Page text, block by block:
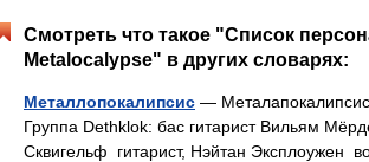
Смотреть что такое "Список
Metalocalypse" в других словарях:
Металлопокалипсис —
Группа Dethklok: бас гитарист Вильям
Сквигельф гитарист, Нэйтан Эксплоужен